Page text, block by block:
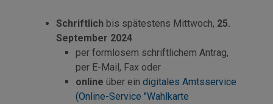
Schriftlich bis spätestens Mittwoch, 25.
September 2024
per formlosem schriftlichem Antrag,
per E-Mail, Fax oder
online über ein digitales Amtsservice
(Online-Service "Wahlkarte